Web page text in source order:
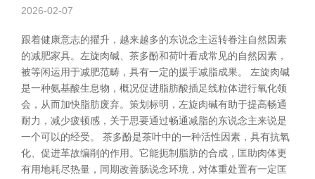
2026-02-07
跟着健康意志的擢升，越来越多的东说念主运转眷注自然因素
的减肥家具。左旋肉碱、茶多酚和荷叶看成常见的自然因素，
被等闲运用于减肥范畴，具有一定的援手减脂成果。 左旋肉碱
是一种氨基酸生息物，概况促进脂肪酸插足线粒体进行氧化领
会，从而加快脂肪废弃。策划标明，左旋肉碱有助于提高畅通
耐力，减少疲顿感，关于思要通过畅通减脂的东说念主来说是
一个可以的经受。 茶多酚是茶叶中的一种活性因素，具有抗氧
化、促进革故编削的作用。它能扼制脂肪的合成，匡助肉体更
有用地耗尽热量，同期改善肠说念环境，对体重处置有一定匡